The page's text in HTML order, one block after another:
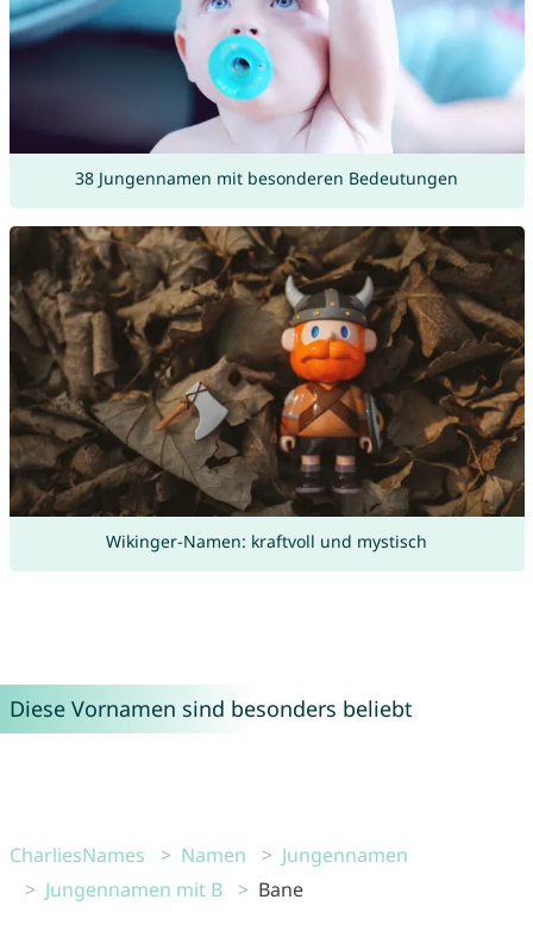
38 Jungennamen mit besonderen Bedeutungen
Wikinger-Namen: kraftvoll und mystisch
Diese Vornamen sind besonders beliebt
CharliesNames Namen
Jungennamen
Jungennamen mit B
Bane